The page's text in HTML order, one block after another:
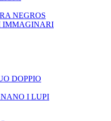
NEGROS
IMMAGINARI
DOPPIO
I LUPI